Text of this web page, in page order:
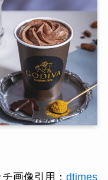
画像引用：dtimes